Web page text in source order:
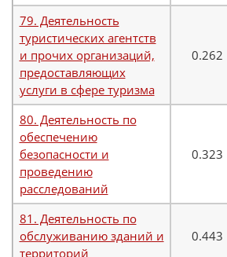
79. Деятельность
туристических агентств
и прочих организаций,
предоставляющих
услуги в сфере туризма
0.262
80. Деятельность по
обеспечению
безопасности и
проведению
расследований
0.323
81. Деятельность по
обслуживанию зданий и
территорий
0.443